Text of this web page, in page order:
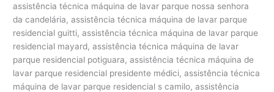
assistência técnica máquina de lavar parque nossa senhora
da candelária, assistência técnica máquina de lavar parque
residencial guitti, assistência técnica máquina de lavar parque
residencial mayard, assistência técnica máquina de lavar
parque residencial potiguara, assistência técnica máquina de
lavar parque residencial presidente médici, assistência técnica
máquina de lavar parque residencial s camilo, assistência